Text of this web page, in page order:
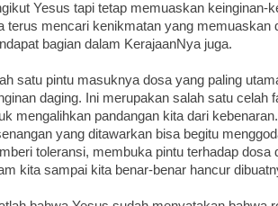
Yesus tapi tetap memuaskan keinginan-
terus mencari kenikmatan yang memuaskan
bagian dalam KerajaanNya juga.
satu pintu masuknya dosa yang paling
daging. Ini merupakan salah satu celah
mengalihkan pandangan kita dari
yang ditawarkan bisa begitu
toleransi, membuka pintu terhadap dosa
kita sampai kita benar-benar hancur